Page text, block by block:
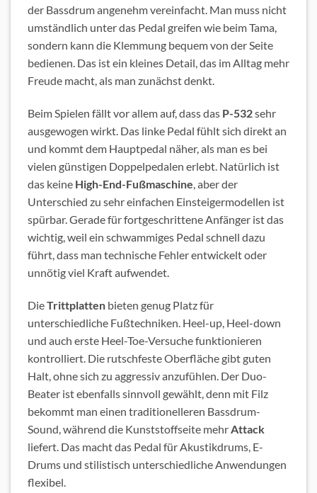
der Bassdrum angenehm vereinfacht. Man muss nicht
umständlich unter das Pedal greifen wie beim Tama,
sondern kann die Klemmung bequem von der Seite
bedienen. Das ist ein kleines Detail, das im Alltag mehr
Freude macht, als man zunächst denkt.
Beim Spielen fällt vor allem auf, dass das P-532sehr
ausgewogen wirkt. Das linke Pedal fühlt sich direkt an
und kommt dem Hauptpedal näher, als man es bei
vielen günstigen Doppelpedalen erlebt. Natürlich ist
das keine High-End-Fußmaschine, aber der
Unterschied zu sehr einfachen Einsteigermodellen ist
spürbar. Gerade für fortgeschrittene Anfänger ist das
wichtig, weil ein schwammiges Pedal schnell dazu
führt, dass man technische Fehler entwickelt oder
unnötig viel Kraft aufwendet.
DieTrittplatten bieten genug Platz für
unterschiedliche Fußtechniken. Heel-up, Heel-down
und auch erste Heel-Toe-Versuche funktionieren
kontrolliert. Die rutschfeste Oberfläche gibt guten
Halt, ohne sich zu aggressiv anzufühlen. Der Duo-
Beater ist ebenfalls sinnvoll gewählt, denn mit Filz
bekommt man einen traditionelleren Bassdrum-
Sound, während die Kunststoffseite mehr Attack
liefert. Das macht das Pedal für Akustikdrums, E-
Drums und stilistisch unterschiedliche Anwendungen
flexibel.